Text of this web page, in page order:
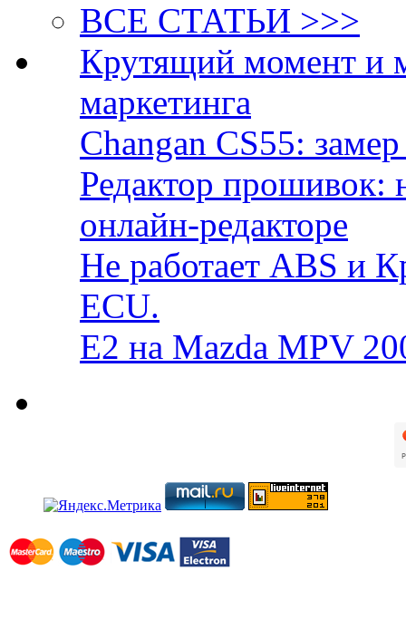
ВСЕ СТАТЬИ >>>
Крутящий момент и
маркетинга
Changan CS55:
Редактор прошивок:
онлайн-редакторе
Не работает ABS и
ECU.
E2 на Mazda MPV